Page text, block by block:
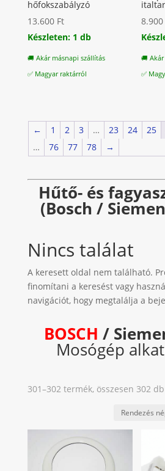
hőfokszabályzó
13.600 Ft
Készleten: 1 db
🚚 Akár másnapi szállítás
✅ Magyar raktárról
8.900
🚚
✅
← 1 2 3 … 23 24 25
…
76 77 78 →
Hűtő- és
(Bosch /
Nincs találat
A keresett oldal nem található.
finomítani a keresést vagy
navigációt, hogy megtalálja a
BOSCH /
Mosógép
301–302 termék, összesen 302 db